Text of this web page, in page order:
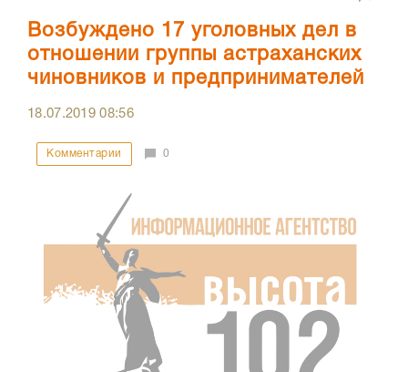
Возбуждено 17 уголовных дел в
отношении группы астраханских
чиновников и предпринимателей
18.07.201908:56
Комментарии 0